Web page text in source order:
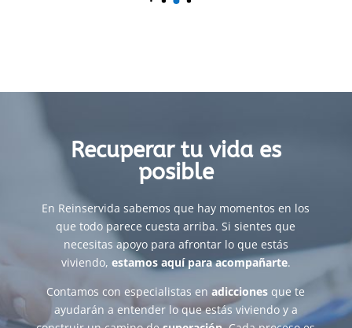
Recuperar tu vida es
posible
En Reinservida sabemos que hay momentos en los
que todo parece cuesta arriba. Si sientes que
necesitas apoyo para afrontar lo que estás
viviendo, estamos aquí para acompañarte.
Contamos con especialistas enadicciones que te
ayudarán a entender lo que estás viviendo y a